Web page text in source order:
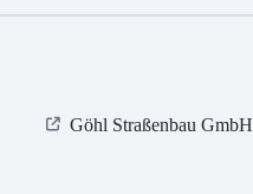
Göhl Straßenbau GmbH